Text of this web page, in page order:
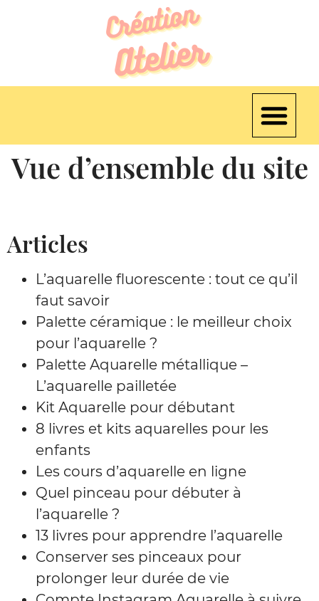
Vue d’ensemble du site
Articles
L’aquarelle fluorescente : tout ce qu’il
faut savoir
Palette céramique : le meilleur choix
pour l’aquarelle ?
Palette Aquarelle métallique –
L’aquarelle pailletée
Kit Aquarelle pour débutant
8 livres et kits aquarelles pour les
enfants
Les cours d’aquarelle en ligne
Quel pinceau pour débuter à
l’aquarelle ?
13 livres pour apprendre l’aquarelle
Conserver ses pinceaux pour
prolonger leur durée de vie